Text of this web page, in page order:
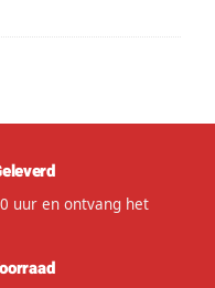
uur en ontvang het